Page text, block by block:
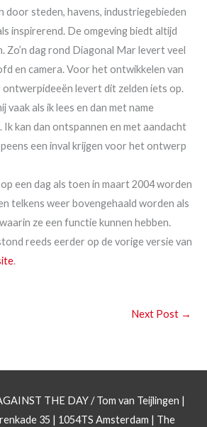
door steden, havens, industriegebieden
inspirerend. De omgeving biedt altijd
Zo’n dag rond Diagonal Mar levert veel
en camera. Voor het ontwikkelen van
levert dit zelden iets op.
vaak als ik lees en dan met name
kan dan ontspannen en met aandacht
een inval krijgen voor het ontwerp
een dag als toen in maart 2004 worden
telkens weer bovengehaald worden als
ze een functie kunnen hebben.
reeds eerder op de vorige versie van
.
Next Post →
THE DAY/ Tom van Teijlingen |
35 | 1054TS Amsterdam | The